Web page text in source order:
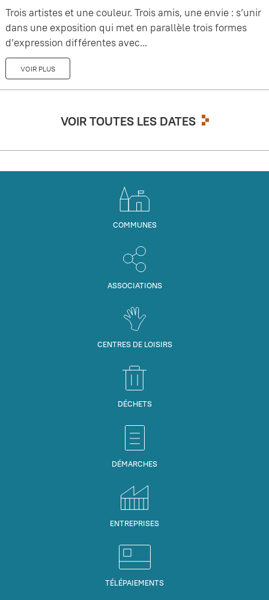
Trois artistes et une couleur. Trois amis, une envie : s’unir
dans une exposition qui met en parallèle trois formes
d’expression différentes avec...
VOIR PLUS
VOIR TOUTES LES DATES
COMMUNES
ASSOCIATIONS
CENTRES DE LOISIRS
DÉCHETS
DÉMARCHES
ENTREPRISES
TÉLÉPAIEMENTS